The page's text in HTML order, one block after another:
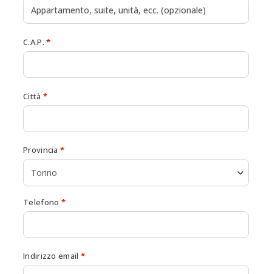
C.A.P.*
Città *
Provincia *
Torino
Telefono *
Indirizzo email *